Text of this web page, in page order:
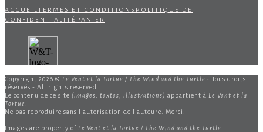
accueil termes et conditions politique de
confidentialité panier
Copyright 2026 © Le Vent et la Tortue / The Wind and the Turtle - Tous droits
réservés - All rights reserved.
Le contenu de ce site (images, textes, illustrations) appartient à Le Vent et la
Tortue
Ne pas reproduire sans l'autorisation de l'auteure. Merci.
Images are property of Le Vent et la Tortue / The Wind and the Turtle